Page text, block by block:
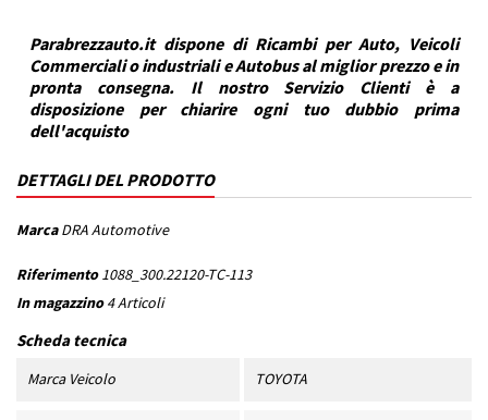
Parabrezzauto.it dispone di Ricambi per Auto, Veicoli
Commerciali o industriali e Autobus al miglior prezzo e in
pronta consegna. Il nostro Servizio Clienti è a
disposizione per chiarire ogni tuo dubbio prima
dell'acquisto
DETTAGLI DEL PRODOTTO
Marca DRA Automotive
Riferimento 1088_300.22120-TC-113
In magazzino 4 Articoli
Scheda tecnica
Marca Veicolo TOYOTA